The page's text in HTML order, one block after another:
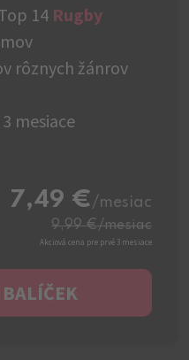
14 Rugby
rôznych žánrov
mesiace
7,49 €/mesiac
9,99 €/mesiac
Akciová cena pre prvé 3 mesiace